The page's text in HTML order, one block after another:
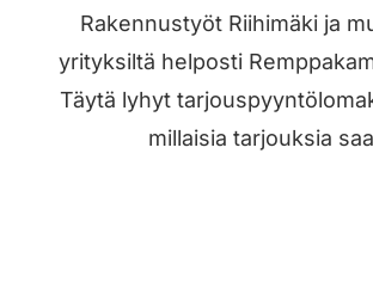
Rakennustyöt Riihimäki ja
yrityksiltä helposti
Täytä lyhyt
millaisia tarjouksia